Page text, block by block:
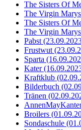
The Sisters Of
The Virgin
The Sisters Of
The Virgin
Pabst
Frustwut
Sparta
Kater
Kraftklub
Bilderbuch
Tränen
Broilers
Sondaschule